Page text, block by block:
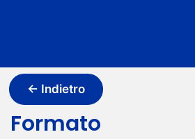
← Indietro
Formato